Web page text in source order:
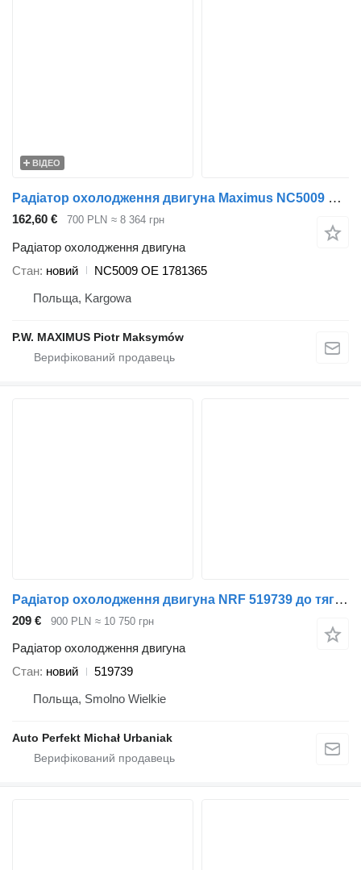
ВІДЕО
Радіатор охолодження двигуна Maximus NC5009 до вантажівки Scania P G R T 2010
162,60 € 700 PLN ≈ 8 364 грн
Радіатор охолодження двигуна
Стан новий
NC5009 OE 1781365
Польща, Kargowa
P.W. MAXIMUS Piotr Maksymów
Радіатор охолодження двигуна NRF 519739 до тягача Scania
209 € 900 PLN ≈ 10 750 грн
Радіатор охолодження двигуна
Стан новий
519739
Польща, Smolno Wielkie
Auto Perfekt Michał Urbaniak